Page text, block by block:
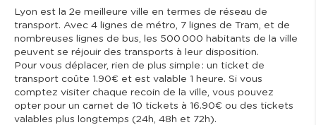
Lyon est la 2e meilleure ville en termes de réseau de
transport. Avec 4 lignes de métro, 7 lignes de Tram, et de
nombreuses lignes de bus, les 500 000 habitants de la ville
peuvent se réjouir des transports à leur disposition.
Pour vous déplacer, rien de plus simple : un ticket de
transport coûte 1.90€ et est valable 1 heure. Si vous
comptez visiter chaque recoin de la ville, vous pouvez
opter pour un carnet de 10 tickets à 16.90€ ou des tickets
valables plus longtemps (24h, 48h et 72h).